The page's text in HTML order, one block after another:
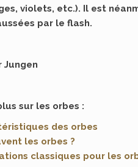
violets, etc.). Il est
par le flash.
Jungen
sur les orbes :
des orbes
les orbes ?
classiques pour les